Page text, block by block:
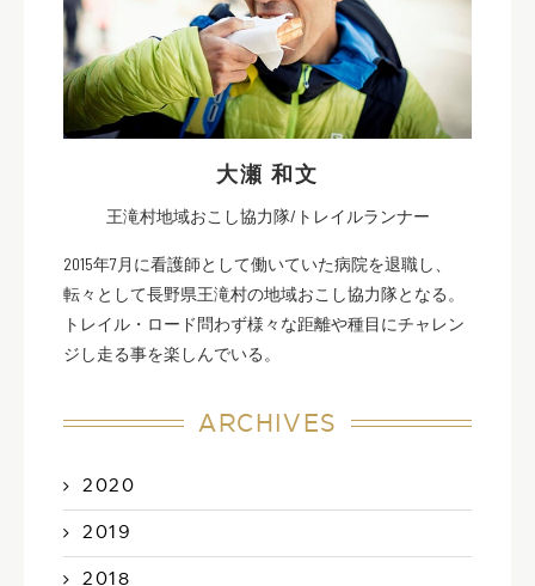
大瀬 和文
王滝村地域おこし協力隊/トレイルランナー
2015年7月に看護師として働いていた病院を退職し、
転々として長野県王滝村の地域おこし協力隊となる。
トレイル・ロード問わず様々な距離や種目にチャレン
ジし走る事を楽しんでいる。
ARCHIVES
2020
2019
2018